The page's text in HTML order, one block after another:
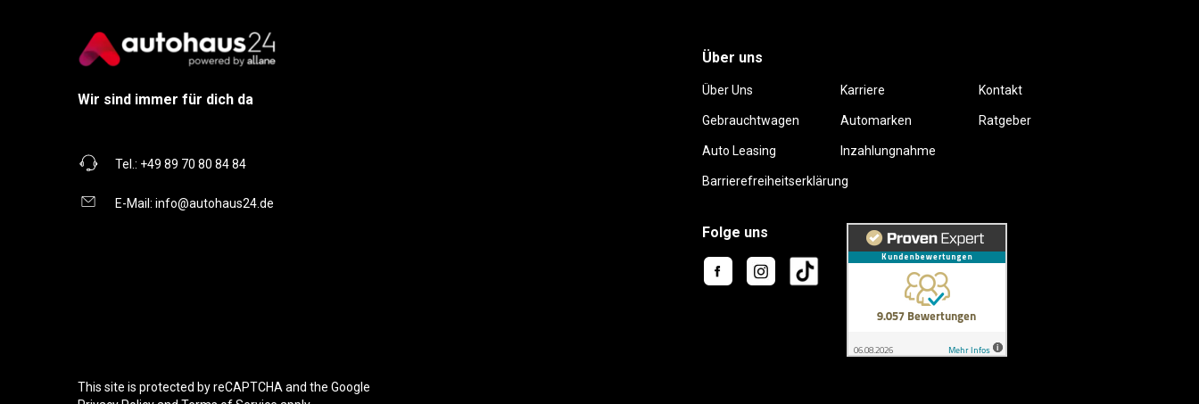
Wir sind immer für dich da
Tel.: +49 89 70 80 84 84
E-Mail: info@autohaus24.de
Über uns
Über Uns Karriere Kontakt
Gebrauchtwagen Automarken Ratgeber
Auto Leasing Inzahlungnahme
Barrierefreiheitserklärung
Folge uns
This site is protected by reCAPTCHA and the Google